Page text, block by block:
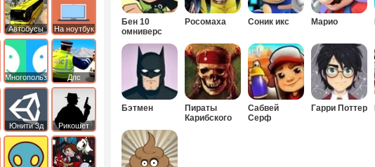
Бен 10
омниверс
Росомаха Соник икс Марио
Бэтмен
Пираты
Карибского
Сабвей
Серф
Гарри Поттер
Автобусы На ноутбук
Многопользовательские
Дпс
Юнити 3д Рикошет